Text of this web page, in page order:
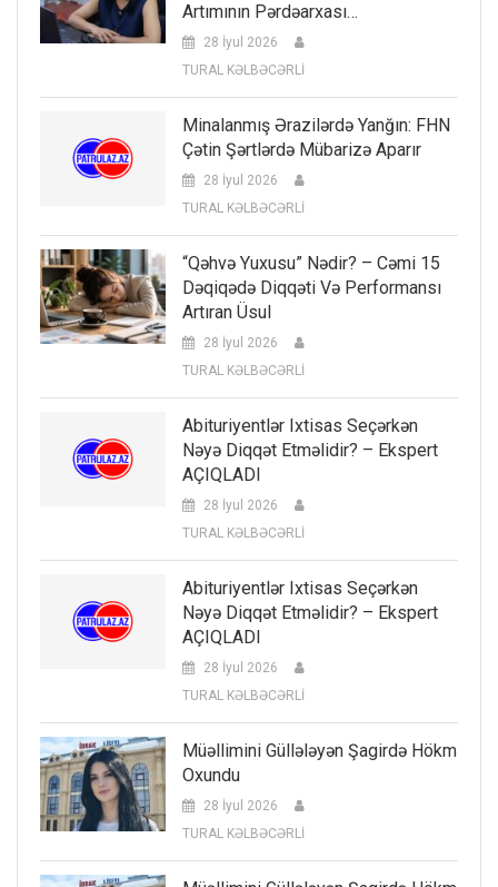
Artımının Pərdəarxası…
28 İyul 2026
TURAL KƏLBƏCƏRLİ
Minalanmış Ərazilərdə Yanğın: FHN
Çətin Şərtlərdə Mübarizə Aparır
28 İyul 2026
TURAL KƏLBƏCƏRLİ
“Qəhvə Yuxusu” Nədir? – Cəmi 15
Dəqiqədə Diqqəti Və Performansı
Artıran Üsul
28 İyul 2026
TURAL KƏLBƏCƏRLİ
Abituriyentlər Ixtisas Seçərkən
Nəyə Diqqət Etməlidir? – Ekspert
AÇIQLADI
28 İyul 2026
TURAL KƏLBƏCƏRLİ
Abituriyentlər Ixtisas Seçərkən
Nəyə Diqqət Etməlidir? – Ekspert
AÇIQLADI
28 İyul 2026
TURAL KƏLBƏCƏRLİ
Müəllimini Güllələyən Şagirdə Hökm
Oxundu
28 İyul 2026
TURAL KƏLBƏCƏRLİ